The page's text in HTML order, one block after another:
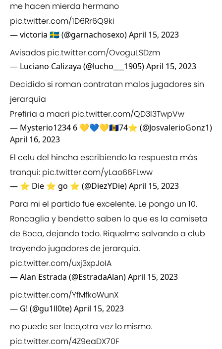
me hacen mierda hermano
pic.twitter.com/1D6Rr6Q9ki
— victoria 🇸🇪 (@garnachosexo)April 15, 2023
Avisados pic.twitter.com/OvoguLSDzm
— Luciano Calizaya (@lucho___1905)April 15, 2023
Decidido si roman contratan malos jugadores sin
jerarquía
Prefiria a macri pic.twitter.com/QD3l3TwpVw
— Mysterio1234 6 💛💙💛🇧🇧74⭐ (@JosvalerioGonz1)
April 16, 2023
El celu del hincha escribiendo la respuesta más
tranqui: pic.twitter.com/yLao66FLww
— ⭐ Die ⭐ go ⭐ (@DiezYDie)April 15, 2023
Para mi el partido fue excelente. Le pongo un 10.
Roncaglia y bendetto saben lo que es la camiseta
de Boca, dejando todo. Riquelme salvando a club
trayendo jugadores de jerarquia.
pic.twitter.com/uxj3xpJoIA
— Alan Estrada (@EstradaAlan)April 15, 2023
pic.twitter.com/YfMfkoWunX
— G! (@gu1ll0te)April 15, 2023
no puede ser loco,otra vez lo mismo.
pic.twitter.com/4Z9eaDX70F